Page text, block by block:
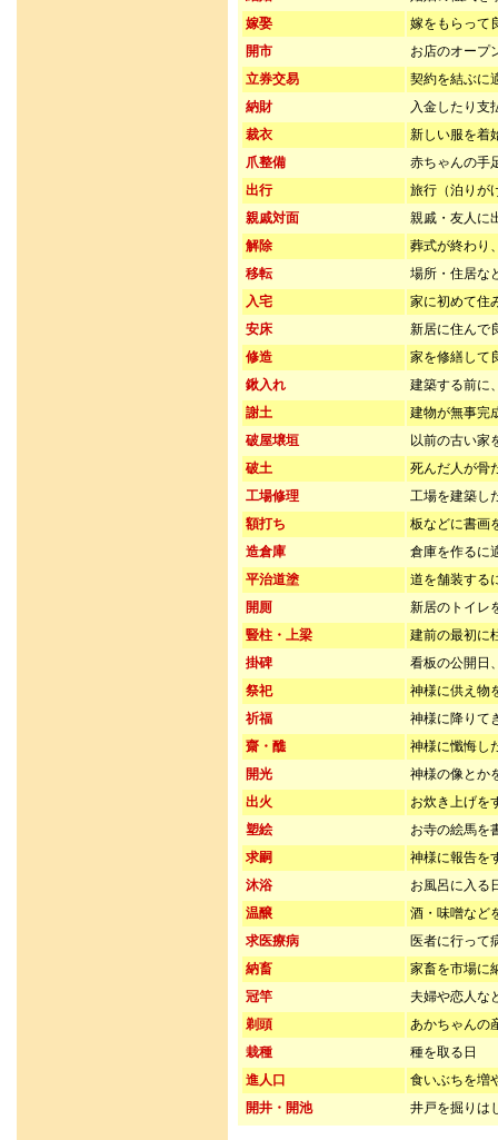
嫁娶
嫁をもらって
開市
お店のオープ
立券交易
契約を結ぶに
納財
入金したり支
裁衣
新しい服を着
爪整備
赤ちゃんの手
出行
旅行（泊りが
親戚対面
親戚・友人に
解除
葬式が終わり
移転
場所・住居な
入宅
家に初めて住
安床
新居に住んで
修造
家を修繕して
鍬入れ
建築する前に
謝土
建物が無事完
破屋壌垣
以前の古い家
破土
死んだ人が骨
工場修理
工場を建築し
額打ち
板などに書画
造倉庫
倉庫を作るに
平治道塗
道を舗装する
開厠
新居のトイレ
豎柱・上梁
建前の最初に
掛碑
看板の公開日
祭祀
神様に供え物
祈福
神様に降りて
齋・醮
神様に懺悔し
開光
神様の像とか
出火
お炊き上げを
塑絵
お寺の絵馬を
求嗣
神様に報告を
沐浴
お風呂に入る
温醸
酒・味噌など
求医療病
医者に行って
納畜
家畜を市場に
冠竿
夫婦や恋人な
剃頭
あかちゃんの
栽種
種を取る日
進人口
食いぶちを増
開井・開池
井戸を掘りは